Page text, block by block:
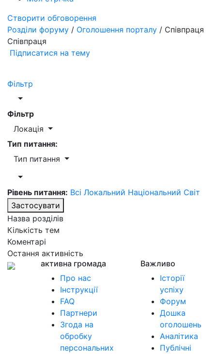
Створити обговорення
Розділи форуму / Оголошення порталу / Співпраця
Співпраця
Підписатися на тему
Фільтр
Фільтр
Локація
Тип питання:
Тип питання
Рівень питання: Всі Локальний Національний Світ
Застосувати
Назва розділів
Кількість тем
Коментарі
Остання активність
активна громада
Про нас
Інструкції
FAQ
Партнери
Згода на
обробку
персональних
Важливо
Історії
успіху
Форум
Дошка
оголошень
Аналітика
Публічні